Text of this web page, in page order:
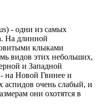
- одни из самых
На длинной
клыками
видов этих небольших,
и Западной
на Новой Гвинее и
очень слабый, и
они охотятся в